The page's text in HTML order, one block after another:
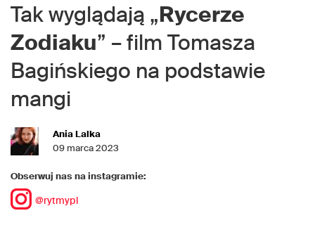
Tak wyglądają „Rycerze
Zodiaku” – film Tomasza
Bagińskiego na podstawie
mangi
Ania Lalka
09 marca 2023
Obserwuj nas na instagramie:
@rytmypl